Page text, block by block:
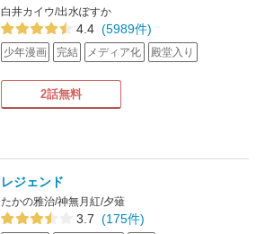
白井カイウ/出水ぽすか
4.4 (5989件)
少年漫画 完結 メディア化 殿堂入り
2話無料
レジェンド
たかの雅治/神無月紅/夕薙
3.7 (175件)